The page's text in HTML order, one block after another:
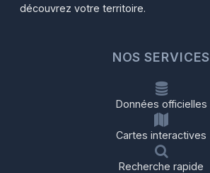
découvrez votre territoire.
NOS SERVICES
Données officielles
Cartes interactives
Recherche rapide